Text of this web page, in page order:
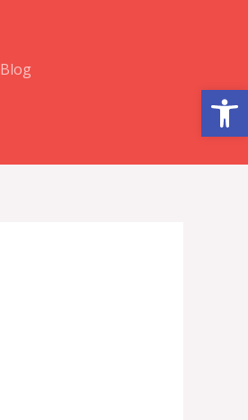
Abrir barra de herramientas
Blog